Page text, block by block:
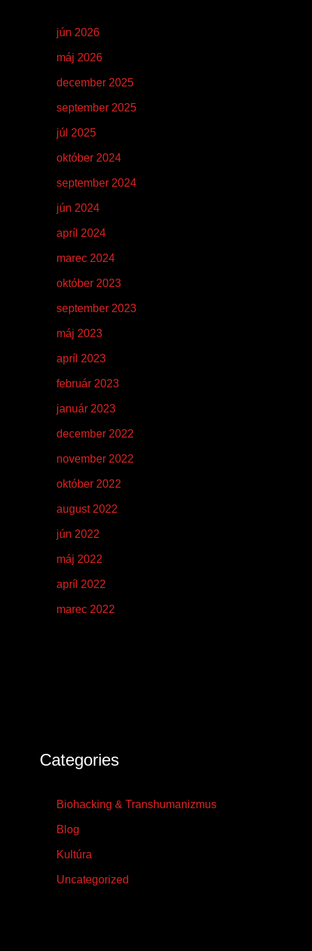
jún 2026
máj 2026
december 2025
september 2025
júl 2025
október 2024
september 2024
jún 2024
apríl 2024
marec 2024
október 2023
september 2023
máj 2023
apríl 2023
február 2023
január 2023
december 2022
november 2022
október 2022
august 2022
jún 2022
máj 2022
apríl 2022
marec 2022
Categories
Biohacking & Transhumanizmus
Blog
Kultúra
Uncategorized